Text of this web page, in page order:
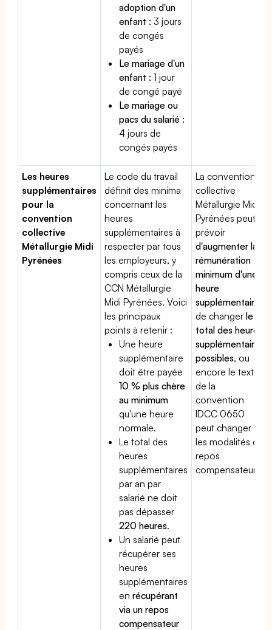
adoption d'un
enfant : 3 jours
de congés
payés
Le mariage d'un
enfant : 1 jour
de congé payé
Le mariage ou
pacs du salarié :
4 jours de
congés payés
Les heures
supplémentaires
pour la
convention
collective
Métallurgie Midi
Pyrénées
Le code du travail
définit des minima
concernant les
heures
supplémentaires à
respecter par tous
les employeurs, y
compris ceux de la
CCN Métallurgie
Midi Pyrénées. Voici
les principaux
points à retenir :
Une heure
supplémentaire
doit être payée
10 % plus chère
au minimum
qu'une heure
normale.
Le total des
heures
supplémentaires
par an par
salarié ne doit
pas dépasser
220 heures.
Un salarié peut
récupérer ses
heures
supplémentaires
enrécupérant
via un repos
compensateur
La convention
collective
Métallurgie Midi
Pyrénées peut
prévoir
d'augmenter la
rémunération
minimum d'une
heure
supplémentaire
de changerle
total des heures
supplémentaires
possibles, ou
encore le texte
de la
convention
IDCC 0650
peut changer
les modalités du
repos
compensateur.